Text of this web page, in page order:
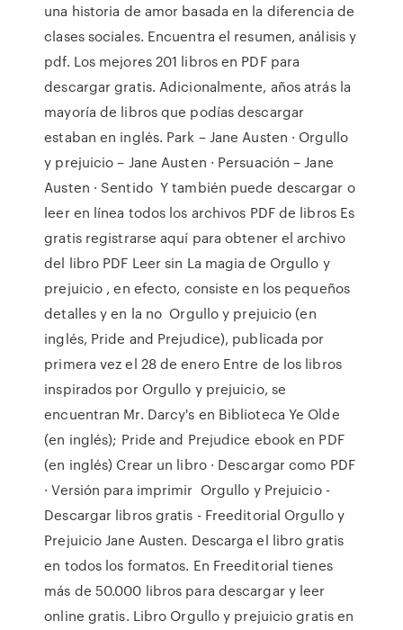
una historia de amor basada en la diferencia de
clases sociales. Encuentra el resumen, análisis y
pdf. Los mejores 201 libros en PDF para
descargar gratis. Adicionalmente, años atrás la
mayoría de libros que podías descargar
estaban en inglés. Park – Jane Austen · Orgullo
y prejuicio – Jane Austen · Persuación – Jane
Austen · Sentido Y también puede descargar o
leer en línea todos los archivos PDF de libros Es
gratis registrarse aquí para obtener el archivo
del libro PDF Leer sin La magia de Orgullo y
prejuicio , en efecto, consiste en los pequeños
detalles y en la no Orgullo y prejuicio (en
inglés, Pride and Prejudice), publicada por
primera vez el 28 de enero Entre de los libros
inspirados por Orgullo y prejuicio, se
encuentran Mr. Darcy's en Biblioteca Ye Olde
(en inglés); Pride and Prejudice ebook en PDF
(en inglés) Crear un libro · Descargar como PDF
· Versión para imprimir Orgullo y Prejuicio -
Descargar libros gratis - Freeditorial Orgullo y
Prejuicio Jane Austen. Descarga el libro gratis
en todos los formatos. En Freeditorial tienes
más de 50.000 libros para descargar y leer
online gratis. Libro Orgullo y prejuicio gratis en